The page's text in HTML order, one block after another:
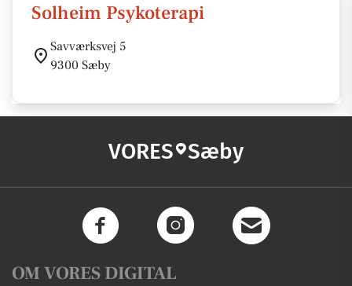
Solheim Psykoterapi
Savværksvej 5
9300 Sæby
VORES Sæby
OM VORES DIGITAL